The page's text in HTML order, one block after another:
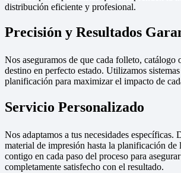
distribución eficiente y profesional.
Precisión y Resultados
Nos aseguramos de que cada folleto, catálogo
destino en perfecto estado. Utilizamos
planificación para maximizar el impacto de
Servicio Personalizado
Nos adaptamos a tus necesidades específicas.
material de impresión hasta la planificación de
contigo en cada paso del proceso para
completamente satisfecho con el resultado.